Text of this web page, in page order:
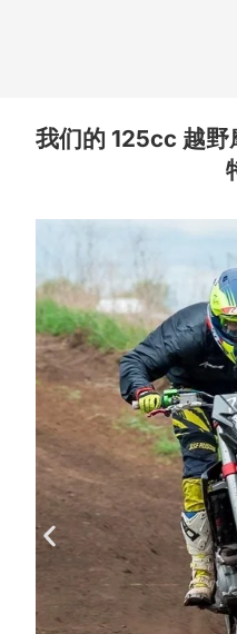
我们的 125cc 越